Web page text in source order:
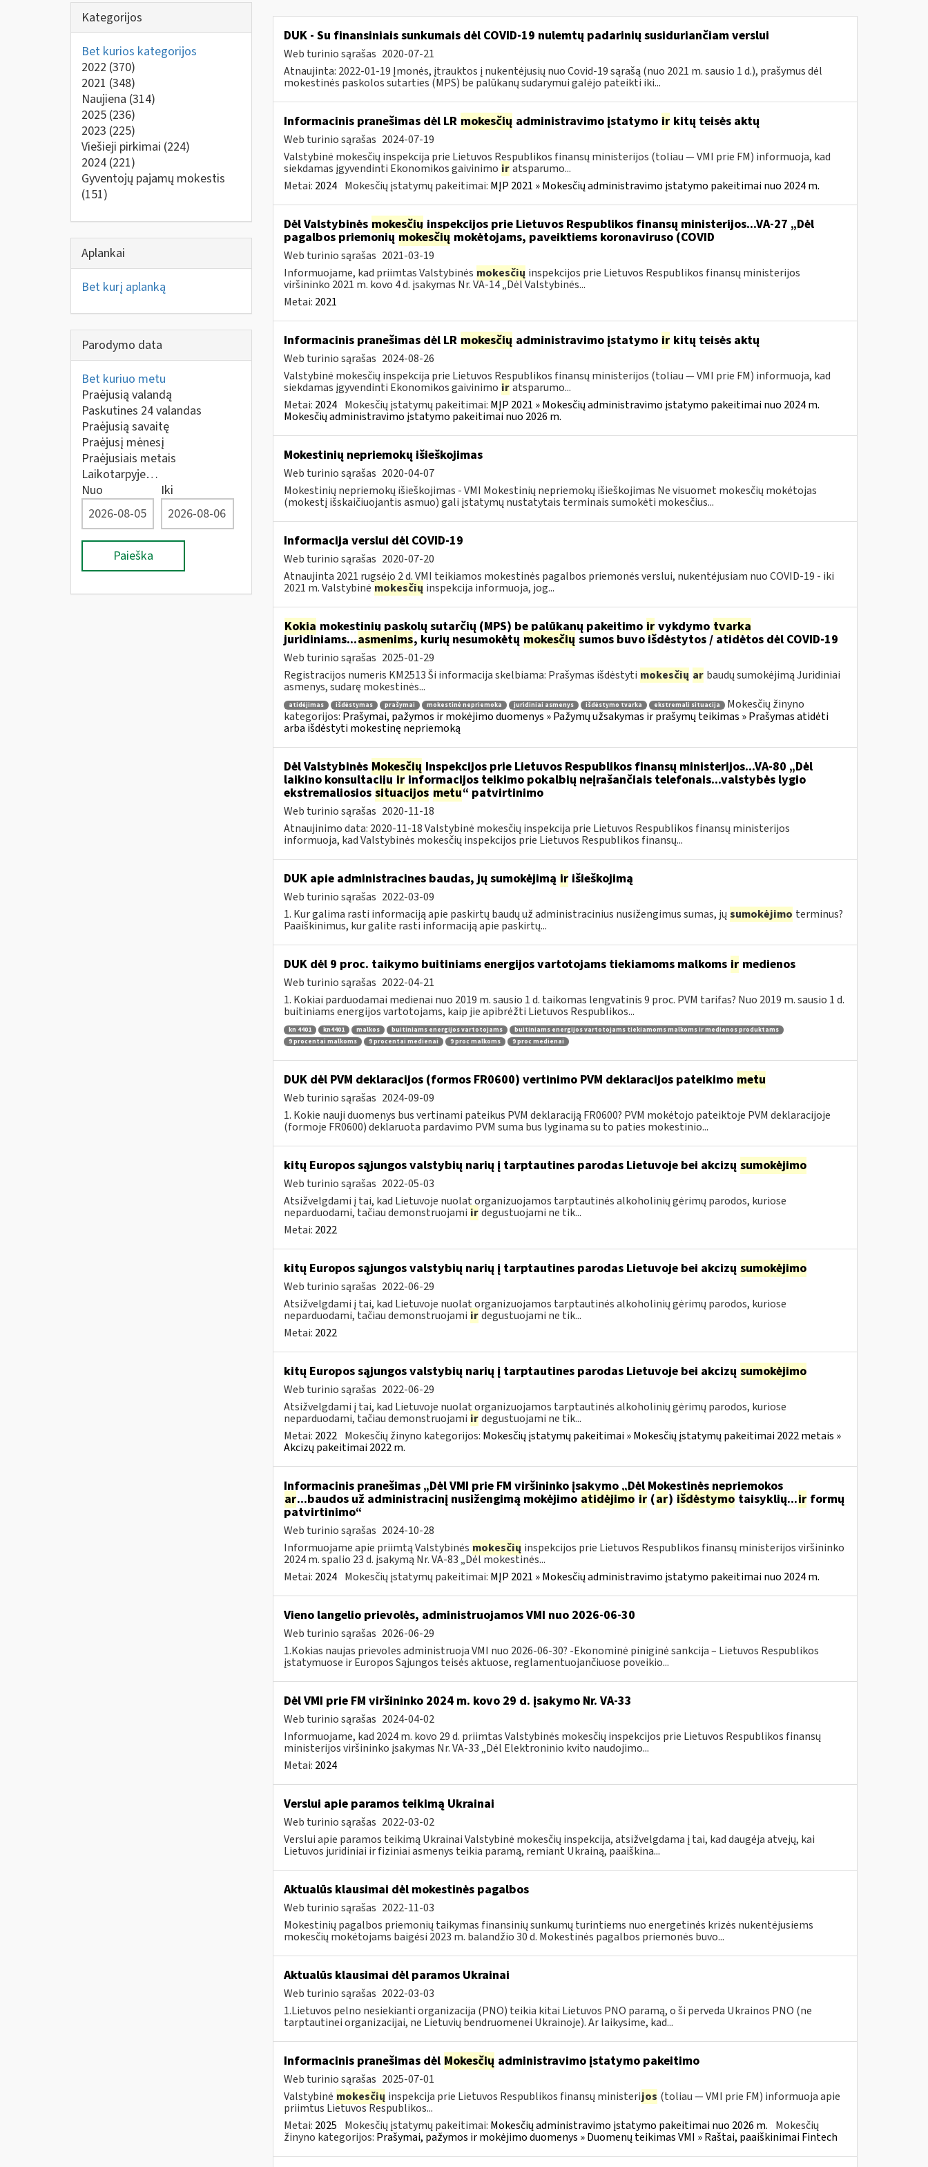
Kategorijos
Bet kurios kategorijos
2022 (370)
2021 (348)
Naujiena (314)
2025 (236)
2023 (225)
Viešieji pirkimai (224)
2024 (221)
Gyventojų pajamų mokestis
(151)
Aplankai
Bet kurį aplanką
Parodymo data
Bet kuriuo metu
Praėjusią valandą
Paskutines 24 valandas
Praėjusią savaitę
Praėjusį mėnesį
Praėjusiais metais
Laikotarpyje…
Nuo
Iki
Paieška
DUK - Su finansiniais sunkumais dėl COVID-19 nulemtų padarinių susiduriančiam verslui
Web turinio sąrašas 2020-07-21
Atnaujinta: 2022-01-19 Įmonės, įtrauktos į nukentėjusių nuo Covid-19 sąrašą (nuo 2021 m. sausio 1 d.), prašymus dėl
mokestinės paskolos sutarties (MPS) be palūkanų sudarymui galėjo pateikti iki...
Informacinis pranešimas dėl LR mokesčių administravimo įstatymo irkitų teisės aktų
Web turinio sąrašas 2024-07-19
Valstybinė mokesčių inspekcija prie Lietuvos Respublikos finansų ministerijos (toliau — VMI prie FM) informuoja, kad
siekdamas įgyvendinti Ekonomikos gaivinimo ir atsparumo...
Metai: 2024 Mokesčių įstatymų pakeitimai: MĮP 2021 » Mokesčių administravimo įstatymo pakeitimai nuo 2024 m.
Dėl Valstybinės mokesčiųinspekcijos prie Lietuvos Respublikos finansų ministerijos...VA-27 „Dėl
pagalbos priemoniųmokesčių mokėtojams, paveiktiems koronaviruso (COVID
Web turinio sąrašas 2021-03-19
Informuojame, kad priimtas Valstybinės mokesčių inspekcijos prie Lietuvos Respublikos finansų ministerijos
viršininko 2021 m. kovo 4 d. įsakymas Nr. VA-14 „Dėl Valstybinės...
Metai: 2021
Informacinis pranešimas dėl LR mokesčių administravimo įstatymo irkitų teisės aktų
Web turinio sąrašas 2024-08-26
Valstybinė mokesčių inspekcija prie Lietuvos Respublikos finansų ministerijos (toliau — VMI prie FM) informuoja, kad
siekdamas įgyvendinti Ekonomikos gaivinimo ir atsparumo...
Metai: 2024 Mokesčių įstatymų pakeitimai: MĮP 2021 » Mokesčių administravimo įstatymo pakeitimai nuo 2024 m.
Mokesčių administravimo įstatymo pakeitimai nuo 2026 m.
Mokestinių nepriemokų išieškojimas
Web turinio sąrašas 2020-04-07
Mokestinių nepriemokų išieškojimas - VMI Mokestinių nepriemokų išieškojimas Ne visuomet mokesčių mokėtojas
(mokestį išskaičiuojantis asmuo) gali įstatymų nustatytais terminais sumokėti mokesčius...
Informacija verslui dėl COVID-19
Web turinio sąrašas 2020-07-20
Atnaujinta 2021 rugsėjo 2 d. VMI teikiamos mokestinės pagalbos priemonės verslui, nukentėjusiam nuo COVID-19 - iki
2021 m. Valstybinė mokesčių inspekcija informuoja, jog...
Kokia mokestinių paskolų sutarčių (MPS) be palūkanų pakeitimo irvykdymo tvarka
juridiniams...asmenims, kurių nesumokėtų mokesčių sumos buvo išdėstytos / atidėtos dėl COVID-19
Web turinio sąrašas 2025-01-29
Registracijos numeris KM2513 Ši informacija skelbiama: Prašymas išdėstyti mokesčių ar baudų sumokėjimą Juridiniai
asmenys, sudarę mokestinės...
atidėjimas išdėstymas prašymai mokestinė nepriemoka juridiniai asmenys išdėstymo tvarka ekstremali situacija
Mokesčių žinyno
kategorijos: Prašymai, pažymos ir mokėjimo duomenys » Pažymų užsakymas ir prašymų teikimas » Prašymas atidėti
arba išdėstyti mokestinę nepriemoką
Dėl Valstybinės Mokesčių Inspekcijos prie Lietuvos Respublikos finansų ministerijos...VA-80 „Dėl
laikino konsultacijųirinformacijos teikimo pokalbių neįrašančiais telefonais...valstybės lygio
ekstremaliosios situacijos metu“ patvirtinimo
Web turinio sąrašas 2020-11-18
Atnaujinimo data: 2020-11-18 Valstybinė mokesčių inspekcija prie Lietuvos Respublikos finansų ministerijos
informuoja, kad Valstybinės mokesčių inspekcijos prie Lietuvos Respublikos finansų...
DUK apie administracines baudas, jų sumokėjimą irišieškojimą
Web turinio sąrašas 2022-03-09
1. Kur galima rasti informaciją apie paskirtų baudų už administracinius nusižengimus sumas, jų sumokėjimo terminus?
Paaiškinimus, kur galite rasti informaciją apie paskirtų...
DUK dėl 9 proc. taikymo buitiniams energijos vartotojams tiekiamoms malkoms irmedienos
Web turinio sąrašas 2022-04-21
1. Kokiai parduodamai medienai nuo 2019 m. sausio 1 d. taikomas lengvatinis 9 proc. PVM tarifas? Nuo 2019 m. sausio 1 d.
buitiniams energijos vartotojams, kaip jie apibrėžti Lietuvos Respublikos...
kn 4401 kn4401 malkos buitiniams energijos vartotojams
buitiniams energijos vartotojams tiekiamoms malkoms ir medienos produktams
9 procentai malkoms
9 procentai medienai 9 proc malkoms 9 proc medienai
DUK dėl PVM deklaracijos (formos FR0600) vertinimo PVM deklaracijos pateikimo metu
Web turinio sąrašas 2024-09-09
1. Kokie nauji duomenys bus vertinami pateikus PVM deklaraciją FR0600? PVM mokėtojo pateiktoje PVM deklaracijoje
(formoje FR0600) deklaruota pardavimo PVM suma bus lyginama su to paties mokestinio...
kitų Europos sąjungos valstybių narių į tarptautines parodas Lietuvoje bei akcizų sumokėjimo
Web turinio sąrašas 2022-05-03
Atsižvelgdami į tai, kad Lietuvoje nuolat organizuojamos tarptautinės alkoholinių gėrimų parodos, kuriose
neparduodami, tačiau demonstruojami ir degustuojami ne tik...
Metai: 2022
kitų Europos sąjungos valstybių narių į tarptautines parodas Lietuvoje bei akcizų sumokėjimo
Web turinio sąrašas 2022-06-29
Atsižvelgdami į tai, kad Lietuvoje nuolat organizuojamos tarptautinės alkoholinių gėrimų parodos, kuriose
neparduodami, tačiau demonstruojami ir degustuojami ne tik...
Metai: 2022
kitų Europos sąjungos valstybių narių į tarptautines parodas Lietuvoje bei akcizų sumokėjimo
Web turinio sąrašas 2022-06-29
Atsižvelgdami į tai, kad Lietuvoje nuolat organizuojamos tarptautinės alkoholinių gėrimų parodos, kuriose
neparduodami, tačiau demonstruojami ir degustuojami ne tik...
Metai: 2022 Mokesčių žinyno kategorijos: Mokesčių įstatymų pakeitimai » Mokesčių įstatymų pakeitimai 2022 metais »
Akcizų pakeitimai 2022 m.
Informacinis pranešimas „Dėl VMI prie FM viršininko įsakymo „Dėl Mokestinės nepriemokos
ar...baudos už administracinį nusižengimą mokėjimo atidėjimo ir(ar) išdėstymo taisyklių...irformų
patvirtinimo“
Web turinio sąrašas 2024-10-28
Informuojame apie priimtą Valstybinės mokesčių inspekcijos prie Lietuvos Respublikos finansų ministerijos viršininko
2024 m. spalio 23 d. įsakymą Nr. VA-83 „Dėl mokestinės...
Metai: 2024 Mokesčių įstatymų pakeitimai: MĮP 2021 » Mokesčių administravimo įstatymo pakeitimai nuo 2024 m.
Vieno langelio prievolės, administruojamos VMI nuo 2026-06-30
Web turinio sąrašas 2026-06-29
1.Kokias naujas prievoles administruoja VMI nuo 2026-06-30? -Ekonominė piniginė sankcija – Lietuvos Respublikos
įstatymuose ir Europos Sąjungos teisės aktuose, reglamentuojančiuose poveikio...
Dėl VMI prie FM viršininko 2024 m. kovo 29 d. įsakymo Nr. VA-33
Web turinio sąrašas 2024-04-02
Informuojame, kad 2024 m. kovo 29 d. priimtas Valstybinės mokesčių inspekcijos prie Lietuvos Respublikos finansų
ministerijos viršininko įsakymas Nr. VA-33 „Dėl Elektroninio kvito naudojimo...
Metai: 2024
Verslui apie paramos teikimą Ukrainai
Web turinio sąrašas 2022-03-02
Verslui apie paramos teikimą Ukrainai Valstybinė mokesčių inspekcija, atsižvelgdama į tai, kad daugėja atvejų, kai
Lietuvos juridiniai ir fiziniai asmenys teikia paramą, remiant Ukrainą, paaiškina...
Aktualūs klausimai dėl mokestinės pagalbos
Web turinio sąrašas 2022-11-03
Mokestinių pagalbos priemonių taikymas finansinių sunkumų turintiems nuo energetinės krizės nukentėjusiems
mokesčių mokėtojams baigėsi 2023 m. balandžio 30 d. Mokestinės pagalbos priemonės buvo...
Aktualūs klausimai dėl paramos Ukrainai
Web turinio sąrašas 2022-03-03
1.Lietuvos pelno nesiekianti organizacija (PNO) teikia kitai Lietuvos PNO paramą, o ši perveda Ukrainos PNO (ne
tarptautinei organizacijai, ne Lietuvių bendruomenei Ukrainoje). Ar laikysime, kad...
Informacinis pranešimas dėl Mokesčių administravimo įstatymo pakeitimo
Web turinio sąrašas 2025-07-01
Valstybinė mokesčių inspekcija prie Lietuvos Respublikos finansų ministerijos (toliau — VMI prie FM) informuoja apie
priimtus Lietuvos Respublikos...
Metai: 2025 Mokesčių įstatymų pakeitimai: Mokesčių administravimo įstatymo pakeitimai nuo 2026 m. Mokesčių
žinyno kategorijos: Prašymai, pažymos ir mokėjimo duomenys » Duomenų teikimas VMI » Raštai, paaiškinimai Fintech